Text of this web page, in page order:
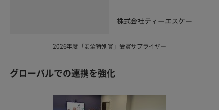
株式会社ティーエスケー
2026年度「安全特別賞」受賞サプライヤー
グローバルでの連携を強化